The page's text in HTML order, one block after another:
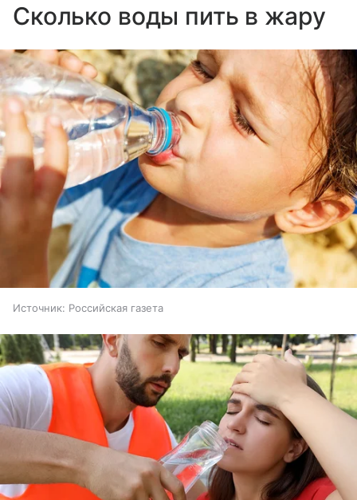
Сколько воды пить в жару
Источник: Российская газета